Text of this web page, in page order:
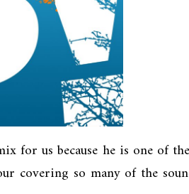
for us because he is one of
covering so many of the